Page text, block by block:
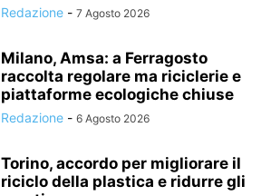
Redazione - 7 Agosto 2026
Milano, Amsa: a Ferragosto
raccolta regolare ma riciclerie e
piattaforme ecologiche chiuse
Redazione - 6 Agosto 2026
Torino, accordo per migliorare il
riciclo della plastica e ridurre gli